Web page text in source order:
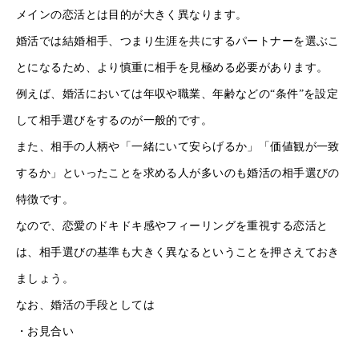
メインの恋活とは目的が大きく異なります。
婚活では結婚相手、つまり生涯を共にするパートナーを選ぶこ
とになるため、より慎重に相手を見極める必要があります。
例えば、婚活においては年収や職業、年齢などの“条件”を設定
して相手選びをするのが一般的です。
また、相手の人柄や「一緒にいて安らげるか」「価値観が一致
するか」といったことを求める人が多いのも婚活の相手選びの
特徴です。
なので、恋愛のドキドキ感やフィーリングを重視する恋活と
は、相手選びの基準も大きく異なるということを押さえておき
ましょう。
なお、婚活の手段としては
・お見合い